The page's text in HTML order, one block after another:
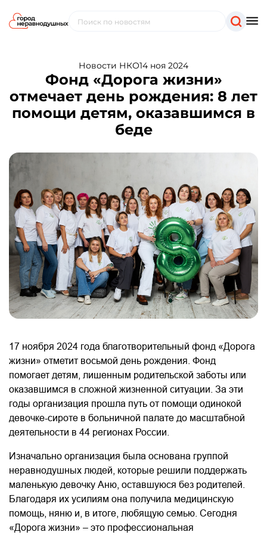
Новости НКО14 ноя 2024
Фонд «Дорога жизни»
отмечает день рождения: 8 лет
помощи детям, оказавшимся в
беде
17 ноября 2024 года благотворительный фонд «Дорога
жизни» отметит восьмой день рождения. Фонд
помогает детям, лишенным родительской заботы или
оказавшимся в сложной жизненной ситуации. За эти
годы организация прошла путь от помощи одинокой
девочке-сироте в больничной палате до масштабной
деятельности в 44 регионах России.
Изначально организация была основана группой
неравнодушных людей, которые решили поддержать
маленькую девочку Аню, оставшуюся без родителей.
Благодаря их усилиям она получила медицинскую
помощь, няню и, в итоге, любящую семью. Сегодня
«Дорога жизни» – это профессиональная